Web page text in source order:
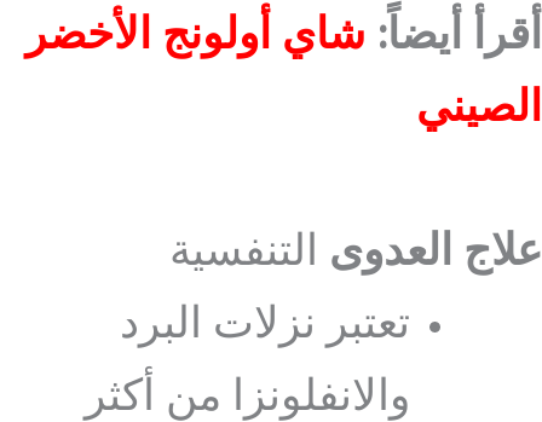
أقرأ أيضاً: شاي أولونج الأخضر
الصيني
علاج العدوى التنفسية
تعتبر نزلات البرد
والانفلونزا من أكثر